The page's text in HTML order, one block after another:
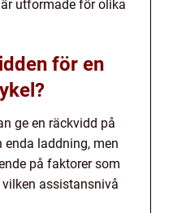
utformade för olika
för en
ge en räckvidd på
enda laddning, men
på faktorer som
assistansnivå